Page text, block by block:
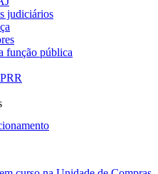
judiciários
função pública